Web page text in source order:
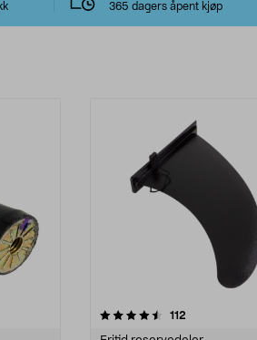
365 dagers åpent kjøp
112
5.0 av 5 stjerner